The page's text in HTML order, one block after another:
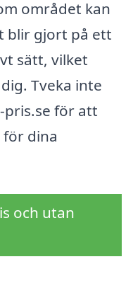
området kan
blir gjort på ett
sätt, vilket
Tveka inte
för att
dina
och utan